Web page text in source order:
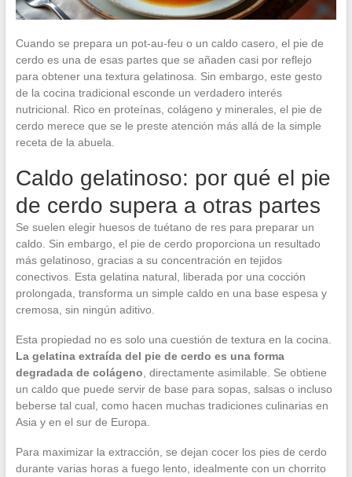
Cuando se prepara un pot-au-feu o un caldo casero, el pie de
cerdo es una de esas partes que se añaden casi por reflejo
para obtener una textura gelatinosa. Sin embargo, este gesto
de la cocina tradicional esconde un verdadero interés
nutricional. Rico en proteínas, colágeno y minerales, el pie de
cerdo merece que se le preste atención más allá de la simple
receta de la abuela.
Caldo gelatinoso: por qué el pie
de cerdo supera a otras partes
Se suelen elegir huesos de tuétano de res para preparar un
caldo. Sin embargo, el pie de cerdo proporciona un resultado
más gelatinoso, gracias a su concentración en tejidos
conectivos. Esta gelatina natural, liberada por una cocción
prolongada, transforma un simple caldo en una base espesa y
cremosa, sin ningún aditivo.
Esta propiedad no es solo una cuestión de textura en la cocina.
La gelatina extraída del pie de cerdo es una forma
degradada de colágeno , directamente asimilable. Se obtiene
un caldo que puede servir de base para sopas, salsas o incluso
beberse tal cual, como hacen muchas tradiciones culinarias en
Asia y en el sur de Europa.
Para maximizar la extracción, se dejan cocer los pies de cerdo
durante varias horas a fuego lento, idealmente con un chorrito